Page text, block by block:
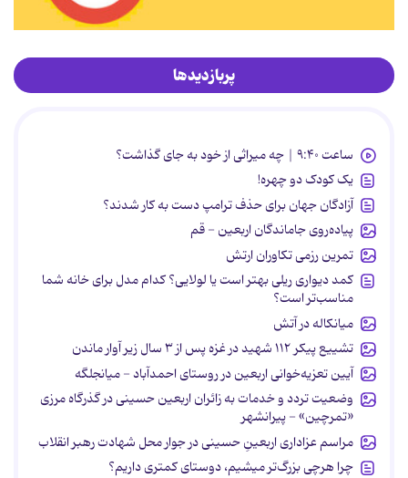
پربازدیدها
ساعت ۹:۴۰ | چه میراثی از خود به جای گذاشت؟
یک کودک دو چهره!
آزادگان جهان برای حذف ترامپ دست به کار شدند؟
پیاده‌روی جاماندگان اربعین - قم
تمرین رزمی تکاوران ارتش
کمد دیواری ریلی بهتر است یا لولایی؟ کدام مدل برای خانه شما
مناسب‌تر است؟
میانکاله در آتش
تشییع پیکر ۱۱۲ شهید در غزه پس از ۳ سال زیر آوار ماندن
آیین تعزیه‌خوانی اربعین در روستای احمدآباد - میانجلگه
وضعیت تردد و خدمات به زائران اربعین حسینی در گذرگاه مرزی
«تمرچین» - پیرانشهر
مراسم عزاداری اربعینِ حسینی در جوار محل شهادت رهبر انقلاب
چرا هرچی بزرگ‌تر میشیم، دوستای کمتری داریم؟